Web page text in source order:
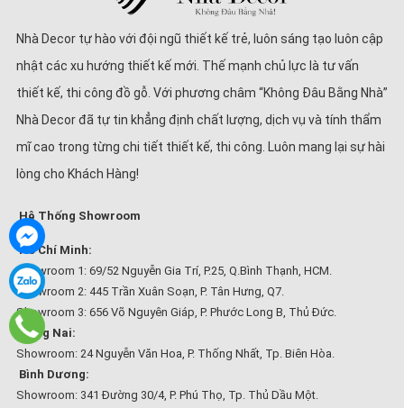
Nhà Decor tự hào với đội ngũ thiết kế trẻ, luôn sáng tạo luôn cập
nhật các xu hướng thiết kế mới. Thế mạnh chủ lực là tư vấn
thiết kế, thi công đồ gỗ. Với phương châm “Không Đâu Bằng Nhà”
Nhà Decor đã tự tin khẳng định chất lượng, dịch vụ và tính thẩm
mĩ cao trong từng chi tiết thiết kế, thi công. Luôn mang lại sự hài
lòng cho Khách Hàng!
Hệ Thống Showroom
Hồ Chí Minh:
Showroom 1: 69/52 Nguyễn Gia Trí, P.25, Q.Bình Thạnh, HCM.
Showroom 2: 445 Trần Xuân Soạn, P. Tân Hưng, Q7.
Showroom 3: 656 Võ Nguyên Giáp, P. Phước Long B, Thủ Đức.
Đồng Nai:
Showroom: 24 Nguyễn Văn Hoa, P. Thống Nhất, Tp. Biên Hòa.
Bình Dương:
Showroom: 341 Đường 30/4, P. Phú Thọ, Tp. Thủ Dầu Một.